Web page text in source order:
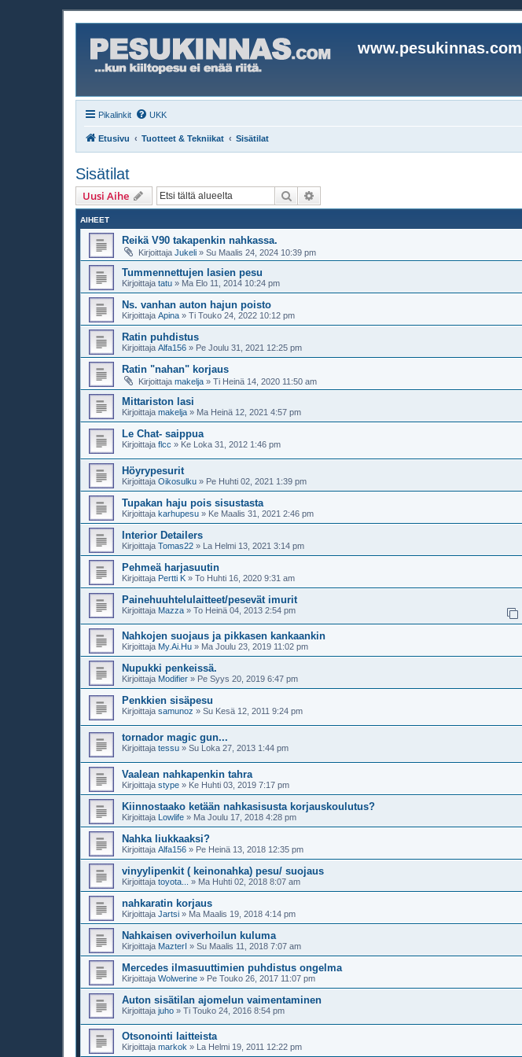
www.pesukinnas.com
Pikalinkit UKK
Etusivu Tuotteet & Tekniikat Sisätilat
Sisätilat
Uusi Aihe Etsi
AIHEET
Reikä V90 takapenkin nahkassa.
Kirjoittaja Jukeli » Su Maalis 24, 2024 10:39 pm
Tummennettujen lasien pesu
Kirjoittaja tatu » Ma Elo 11, 2014 10:24 pm
Ns. vanhan auton hajun poisto
Kirjoittaja Apina » Ti Touko 24, 2022 10:12 pm
Ratin puhdistus
Kirjoittaja Alfa156 » Pe Joulu 31, 2021 12:25 pm
Ratin "nahan" korjaus
Kirjoittaja makelja » Ti Heinä 14, 2020 11:50 am
Mittariston lasi
Kirjoittaja makelja » Ma Heinä 12, 2021 4:57 pm
Le Chat- saippua
Kirjoittaja flcc » Ke Loka 31, 2012 1:46 pm
Höyrypesurit
Kirjoittaja Oikosulku » Pe Huhti 02, 2021 1:39 pm
Tupakan haju pois sisustasta
Kirjoittaja karhupesu » Ke Maalis 31, 2021 2:46 pm
Interior Detailers
Kirjoittaja Tomas22 » La Helmi 13, 2021 3:14 pm
Pehmeä harjasuutin
Kirjoittaja Pertti K » To Huhti 16, 2020 9:31 am
Painehuuhtelulaitteet/pesevät imurit
Kirjoittaja Mazza » To Heinä 04, 2013 2:54 pm
Nahkojen suojaus ja pikkasen kankaankin
Kirjoittaja My.Ai.Hu » Ma Joulu 23, 2019 11:02 pm
Nupukki penkeissä.
Kirjoittaja Modifier » Pe Syys 20, 2019 6:47 pm
Penkkien sisäpesu
Kirjoittaja samunoz » Su Kesä 12, 2011 9:24 pm
tornador magic gun...
Kirjoittaja tessu » Su Loka 27, 2013 1:44 pm
Vaalean nahkapenkin tahra
Kirjoittaja stype » Ke Huhti 03, 2019 7:17 pm
Kiinnostaako ketään nahkasisusta korjauskoulutus?
Kirjoittaja Lowlife » Ma Joulu 17, 2018 4:28 pm
Nahka liukkaaksi?
Kirjoittaja Alfa156 » Pe Heinä 13, 2018 12:35 pm
vinyylipenkit ( keinonahka) pesu/ suojaus
Kirjoittaja toyota... » Ma Huhti 02, 2018 8:07 am
nahkaratin korjaus
Kirjoittaja Jartsi » Ma Maalis 19, 2018 4:14 pm
Nahkaisen oviverhoilun kuluma
Kirjoittaja MazterI » Su Maalis 11, 2018 7:07 am
Mercedes ilmasuuttimien puhdistus ongelma
Kirjoittaja Wolwerine » Pe Touko 26, 2017 11:07 pm
Auton sisätilan ajomelun vaimentaminen
Kirjoittaja juho » Ti Touko 24, 2016 8:54 pm
Otsonointi laitteista
Kirjoittaja markok » La Helmi 19, 2011 12:22 pm